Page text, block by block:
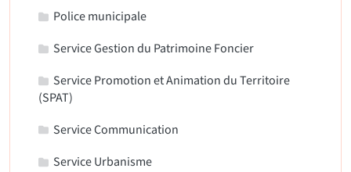
Police municipale
Service Gestion du Patrimoine Foncier
Service Promotion et Animation du Territoire
(SPAT)
Service Communication
Service Urbanisme